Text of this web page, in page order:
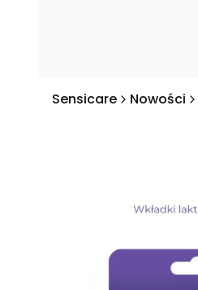
Sensicare Nowości